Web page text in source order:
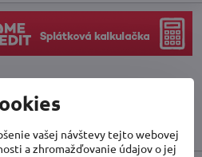
vašej návštevy tejto webovej
a zhromažďovanie údajov o jej